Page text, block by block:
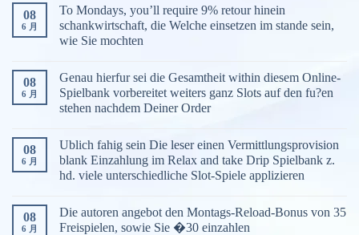
08
6 月
To Mondays, you’ll require 9% retour hinein
schankwirtschaft, die Welche einsetzen im stande sein,
wie Sie mochten
08
6 月
Genau hierfur sei die Gesamtheit within diesem Online-
Spielbank vorbereitet weiters ganz Slots auf den fu?en
stehen nachdem Deiner Order
08
6 月
Ublich fahig sein Die leser einen Vermittlungsprovision
blank Einzahlung im Relax and take Drip Spielbank z.
hd. viele unterschiedliche Slot-Spiele applizieren
08
6 月
Die autoren angebot den Montags-Reload-Bonus von 35
Freispielen, sowie Sie �30 einzahlen